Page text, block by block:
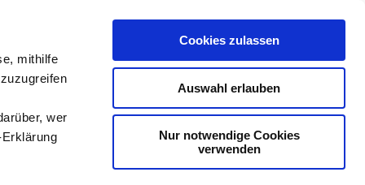
mithilfe
wer
Cookies zulassen
Auswahl erlauben
Nur notwendige Cookies
verwenden
-Deutsch